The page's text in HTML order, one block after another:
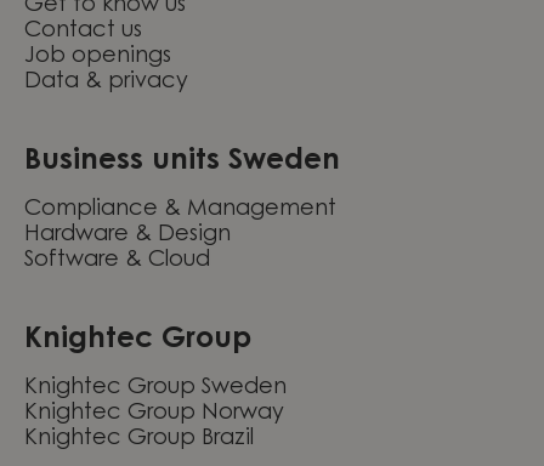
Get to know us
Contact us
Job openings
Data & privacy
Business units Sweden
Compliance & Management
Hardware & Design
Software & Cloud
Knightec Group
Knightec Group Sweden
Knightec Group Norway
Knightec Group Brazil